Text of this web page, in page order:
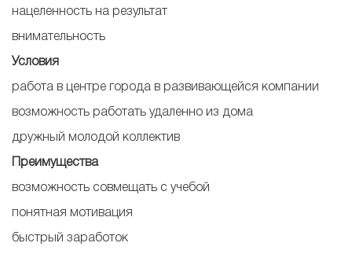
нацеленность на результат
внимательность
Условия
работа в центре города в развивающейся компании
возможность работать удаленно из дома
дружный молодой коллектив
Преимущества
возможность совмещать с учебой
понятная мотивация
быстрый заработок